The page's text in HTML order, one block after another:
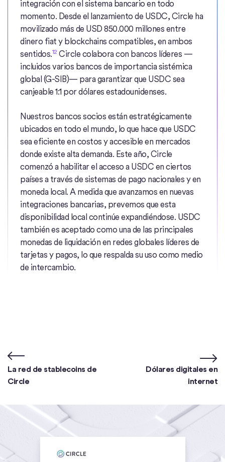
integración con el sistema bancario en todo
momento. Desde el lanzamiento de USDC, Circle ha
movilizado más de USD 850.000 millones entre
dinero fiat y blockchains compatibles, en ambos
sentidos.12 Circle colabora con bancos líderes —
incluidos varios bancos de importancia sistémica
global (G-SIB)— para garantizar que USDC sea
canjeable 1:1 por dólares estadounidenses.
Nuestros bancos socios están estratégicamente
ubicados en todo el mundo, lo que hace que USDC
sea eficiente en costos y accesible en mercados
donde existe alta demanda. Este año, Circle
comenzó a habilitar el acceso a USDC en ciertos
países a través de sistemas de pago nacionales y en
moneda local. A medida que avanzamos en nuevas
integraciones bancarias, prevemos que esta
disponibilidad local continúe expandiéndose. USDC
también es aceptado como una de las principales
monedas de liquidación en redes globales líderes de
tarjetas y pagos, lo que respalda su uso como medio
de intercambio.
La red de stablecoins de
Circle
Dólares digitales en
internet